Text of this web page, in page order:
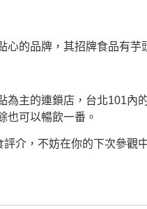
心的品牌，其招牌食品有
為主的連鎖店，台北101內
也可以暢飲一番。
介，不妨在你的下次參觀